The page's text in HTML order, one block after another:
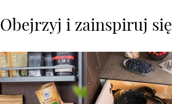
Obejrzyj i zainspiruj się